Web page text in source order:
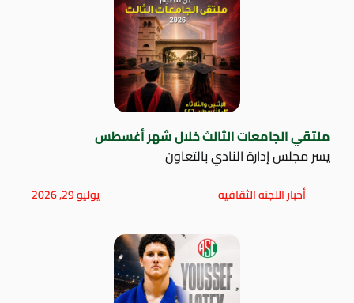
ملتقي الجامعات الثالث خلال شهر أغسطس
يسر مجلس إدارة النادي بالتعاون
أخبار اللجنه الثقافيه يوليو 29, 2026